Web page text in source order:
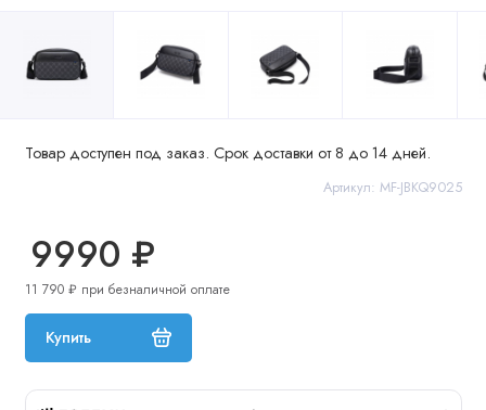
Товар доступен под заказ. Срок доставки от 8 до 14 дней.
Артикул: MF-JBKQ9025
9990 ₽
11 790 ₽ при безналичной оплате
Купить